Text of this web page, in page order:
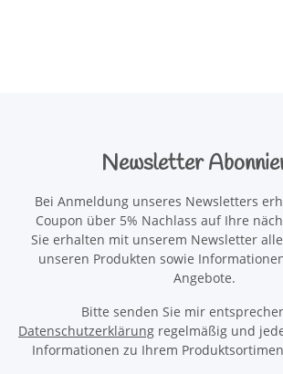
Newsletter
Bei Anmeldung unseres Newsletters
Coupon über 5% Nachlass auf Ihre
Sie erhalten mit unserem Newsletter
unseren Produkten sowie
Angebote.
Bitte senden Sie mir
Datenschutzerklärung regelmäßig und
Informationen zu Ihrem